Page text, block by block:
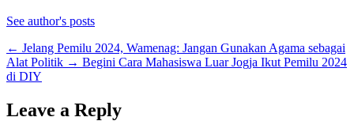
See author's posts
← Jelang Pemilu 2024, Wamenag: Jangan Gunakan Agama sebagai
Alat Politik → Begini Cara Mahasiswa Luar Jogja Ikut Pemilu 2024
di DIY
Leave a Reply